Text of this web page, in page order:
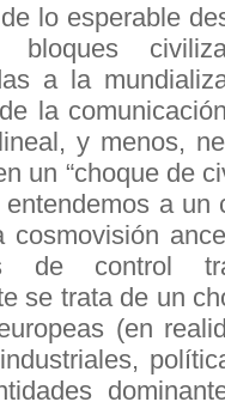
lo esperable
bloques
a la
la
y menos,
un “choque de
entendemos a
cosmovisión
de control
se trata de un
(en